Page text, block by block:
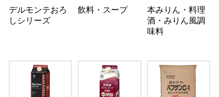
デルモンテおろ
しシリーズ
飲料・スープ
本みりん・料理
酒・みりん風調
味料